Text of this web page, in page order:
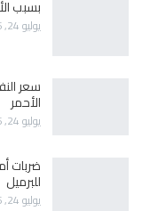
بسبب
يوليو 24, 2026
الأحمر
يوليو 24, 2026
ضربات
للبرميل
يوليو 24, 2026